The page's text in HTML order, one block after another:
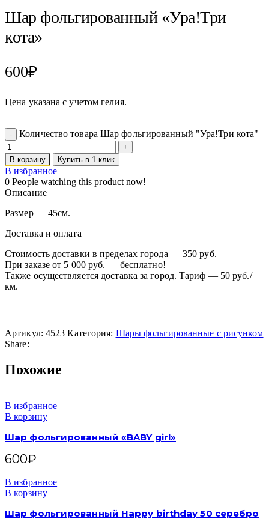
Шар фольгированный «Ура!Три
кота»
600₽
Цена указана с учетом гелия.
Количество товара Шар фольгированный "Ура!Три кота"
В корзину Купить в 1 клик
В избранное
0 People watching this product now!
Описание
Размер — 45см.
Доставка и оплата
Стоимость доставки в пределах города — 350 руб.
При заказе от 5 000 руб. — бесплатно!
Также осуществляется доставка за город. Тариф — 50 руб./
км.
Артикул: 4523Категория: Шары фольгированные с рисунком
Share:
Похожие
В избранное
В корзину
Шар фольгированный «BABY girl»
600₽
В избранное
В корзину
Шар фольгированный Happy birthday 50 серебро